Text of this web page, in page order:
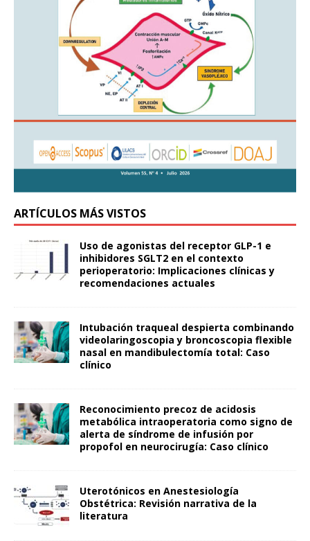
ARTÍCULOS MÁS VISTOS
Uso de agonistas del receptor GLP-1 e
inhibidores SGLT2 en el contexto
perioperatorio: Implicaciones clínicas y
recomendaciones actuales
Intubación traqueal despierta combinando
videolaringoscopia y broncoscopia flexible
nasal en mandibulectomía total: Caso
clínico
Reconocimiento precoz de acidosis
metabólica intraoperatoria como signo de
alerta de síndrome de infusión por
propofol en neurocirugía: Caso clínico
Uterotónicos en Anestesiología
Obstétrica: Revisión narrativa de la
literatura